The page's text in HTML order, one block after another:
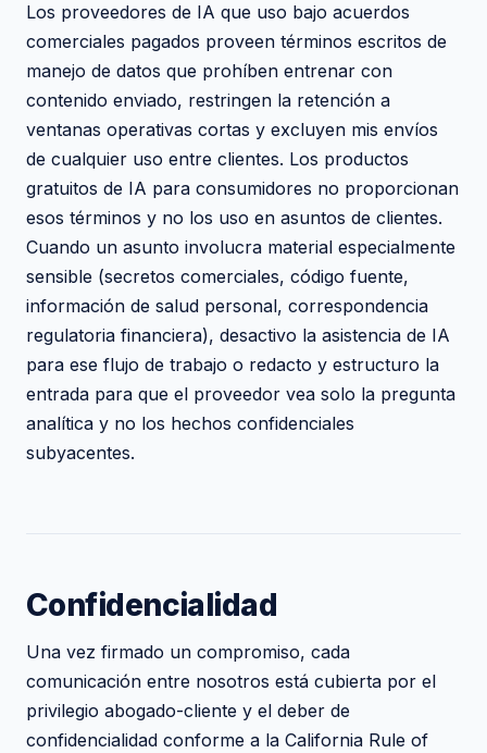
Los proveedores de IA que uso bajo acuerdos
comerciales pagados proveen términos escritos de
manejo de datos que prohíben entrenar con
contenido enviado, restringen la retención a
ventanas operativas cortas y excluyen mis envíos
de cualquier uso entre clientes. Los productos
gratuitos de IA para consumidores no proporcionan
esos términos y no los uso en asuntos de clientes.
Cuando un asunto involucra material especialmente
sensible (secretos comerciales, código fuente,
información de salud personal, correspondencia
regulatoria financiera), desactivo la asistencia de IA
para ese flujo de trabajo o redacto y estructuro la
entrada para que el proveedor vea solo la pregunta
analítica y no los hechos confidenciales
subyacentes.
Confidencialidad
Una vez firmado un compromiso, cada
comunicación entre nosotros está cubierta por el
privilegio abogado-cliente y el deber de
confidencialidad conforme a la California Rule of